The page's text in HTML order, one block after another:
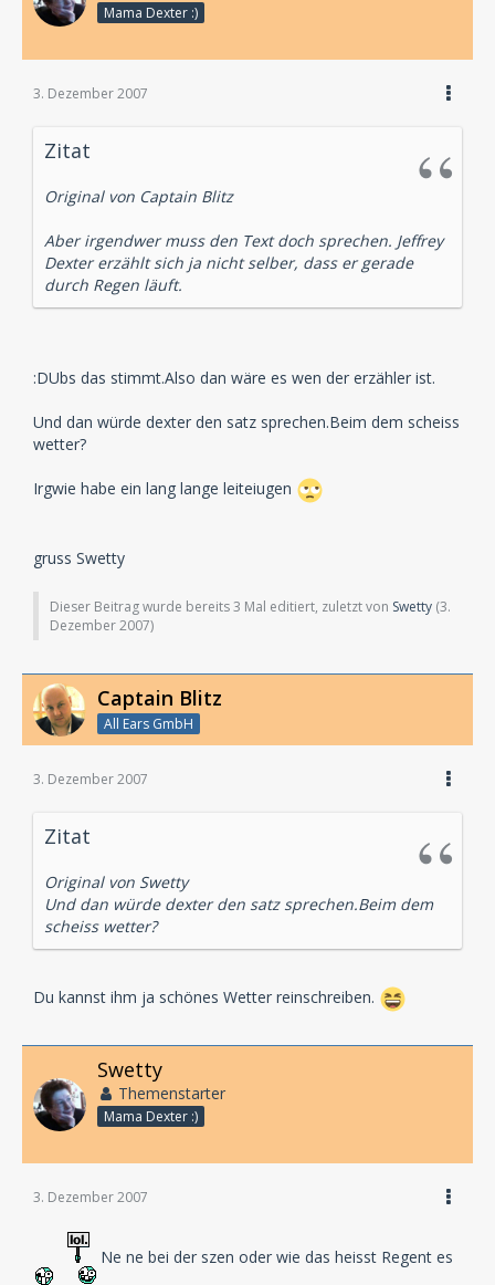
Mama Dexter :)
3. Dezember 2007
Zitat
Original von Captain Blitz
Aber irgendwer muss den Text doch sprechen. Jeffrey
Dexter erzählt sich ja nicht selber, dass er gerade
durch Regen läuft.
:DUbs das stimmt.Also dan wäre es wen der erzähler ist.
Und dan würde dexter den satz sprechen.Beim dem scheiss
wetter?
Irgwie habe ein lang lange leiteiugen
gruss Swetty
Dieser Beitrag wurde bereits 3 Mal editiert, zuletzt von Swetty (3.
Dezember 2007)
Captain Blitz
All Ears GmbH
3. Dezember 2007
Zitat
Original von Swetty
Und dan würde dexter den satz sprechen.Beim dem
scheiss wetter?
Du kannst ihm ja schönes Wetter reinschreiben.
Swetty
Themenstarter
Mama Dexter :)
3. Dezember 2007
Ne ne bei der szen oder wie das heisst Regent es